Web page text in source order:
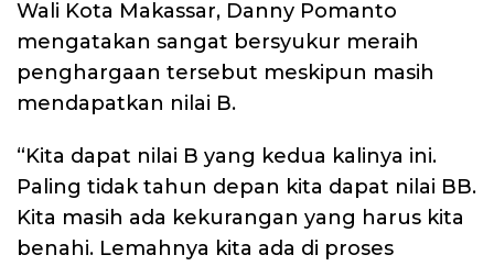
Wali Kota Makassar, Danny Pomanto
mengatakan sangat bersyukur meraih
penghargaan tersebut meskipun masih
mendapatkan nilai B.
“Kita dapat nilai B yang kedua kalinya ini.
Paling tidak tahun depan kita dapat nilai BB.
Kita masih ada kekurangan yang harus kita
benahi. Lemahnya kita ada di proses